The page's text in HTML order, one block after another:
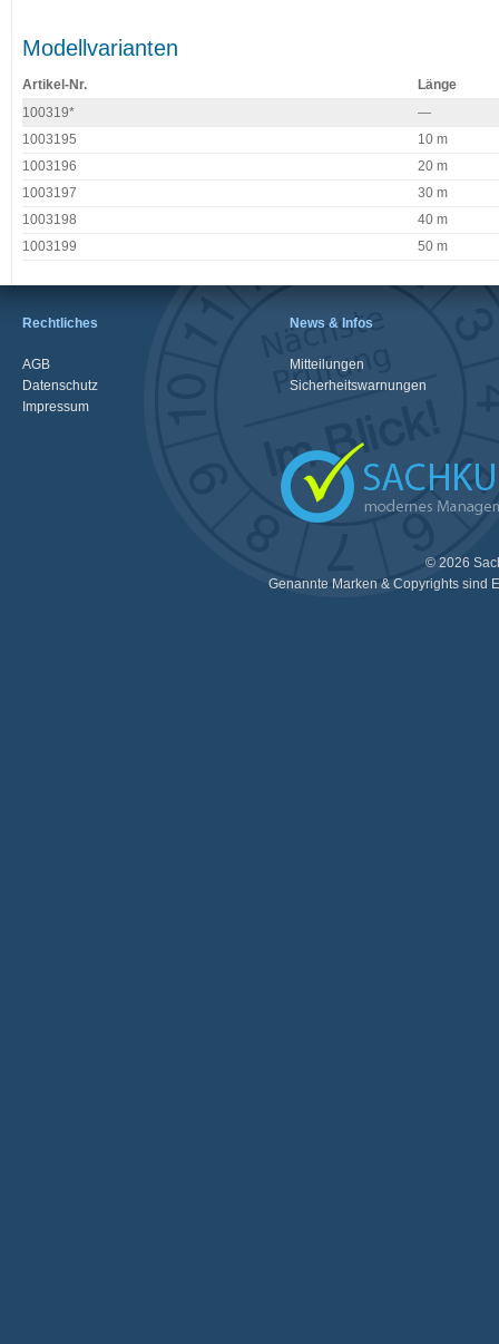
Modellvarianten
Artikel-Nr.
Länge
100319*
—
1003195
10 m
1003196
20 m
1003197
30 m
1003198
40 m
1003199
50 m
Rechtliches
AGB
Datenschutz
Impressum
News & Infos
Mitteilungen
Sicherheitswarnungen
© 2026
Genannte Marken & Copyrights sind